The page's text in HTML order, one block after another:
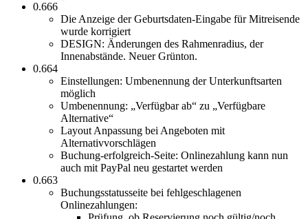
0.666
Die Anzeige der Geburtsdaten-Eingabe für Mitreisende
wurde korrigiert
DESIGN: Änderungen des Rahmenradius, der
Innenabstände. Neuer Grünton.
0.664
Einstellungen: Umbenennung der Unterkunftsarten
möglich
Umbenennung: „Verfügbar ab“ zu „Verfügbare
Alternative“
Layout Anpassung bei Angeboten mit
Alternativvorschlägen
Buchung-erfolgreich-Seite: Onlinezahlung kann nun
auch mit PayPal neu gestartet werden
0.663
Buchungsstatusseite bei fehlgeschlagenen
Onlinezahlungen: